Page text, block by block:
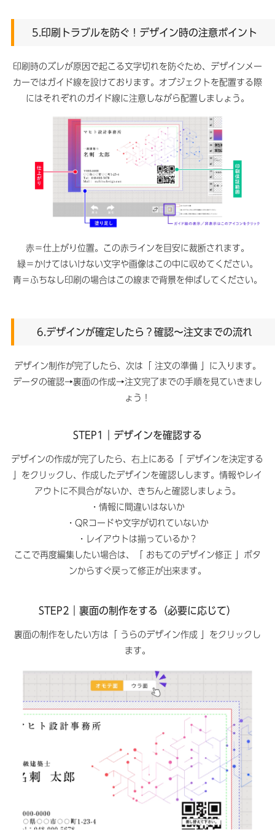
5.印刷トラブルを防ぐ！デザイン時の注意ポイント
印刷時のズレが原因で起こる文字切れを防ぐため、デザインメー
カーではガイド線を設けております。オブジェクトを配置する際
にはそれぞれのガイド線に注意しながら配置しましょう。
赤＝仕上がり位置。この赤ラインを目安に裁断されます。
緑＝かけてはいけない文字や画像はこの中に収めてください。
青＝ふちなし印刷の場合はこの線まで背景を伸ばしてください。
6.デザインが確定したら？確認〜注文までの流れ
デザイン制作が完了したら、次は「 注文の準備 」に入ります。
データの確認→裏面の作成→注文完了までの手順を見ていきまし
ょう！
STEP1｜デザインを確認する
デザインの作成が完了したら、右上にある「 デザインを決定する
」をクリックし、作成したデザインを確認しします。情報やレイ
アウトに不具合がないか、きちんと確認しましょう。
・情報に間違いはないか
・QRコードや文字が切れていないか
・レイアウトは揃っているか？
ここで再度編集したい場合は、「 おもてのデザイン修正 」ボタ
ンからすぐ戻って修正が出来ます。
STEP2｜裏面の制作をする（必要に応じて）
裏面の制作をしたい方は「 うらのデザイン作成 」をクリックし
ます。